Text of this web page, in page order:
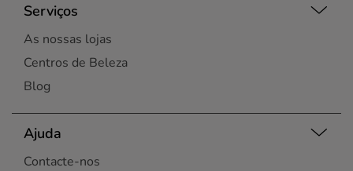
Serviços
As nossas lojas
Centros de Beleza
Blog
Ajuda
Contacte-nos